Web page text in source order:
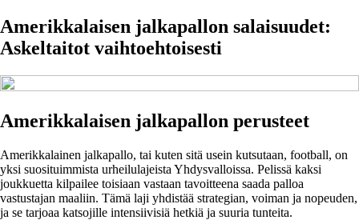
Amerikkalaisen jalkapallon salaisuudet:
Askeltaitot vaihtoehtoisesti
Amerikkalaisen jalkapallon perusteet
Amerikkalainen jalkapallo, tai kuten sitä usein kutsutaan, football, on
yksi suosituimmista urheilulajeista Yhdysvalloissa. Pelissä kaksi
joukkuetta kilpailee toisiaan vastaan tavoitteena saada palloa
vastustajan maaliin. Tämä laji yhdistää strategian, voiman ja nopeuden,
ja se tarjoaa katsojille intensiivisiä hetkiä ja suuria tunteita.